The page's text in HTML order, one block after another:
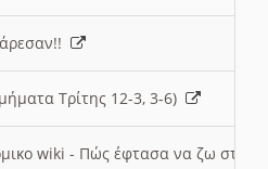
Τρίτης 12-3, 3-6)
wiki - Πώς έφτασα να ζω στην